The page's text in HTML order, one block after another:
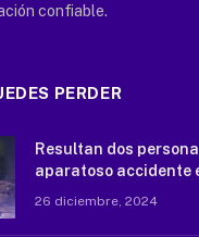
confiable.
PERDER
Resultan dos
aparatoso accidente
26 diciembre, 2024